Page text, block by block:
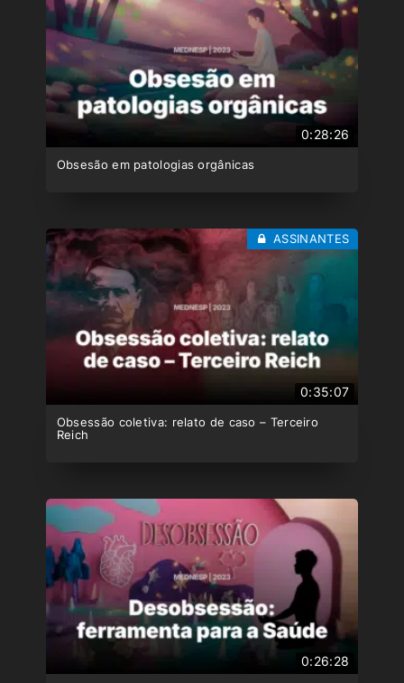
0:28:26
Obsesão em patologias orgânicas
0:35:07
Obsessão coletiva: relato de caso – Terceiro
Reich
ASSINANTES
0:26:28